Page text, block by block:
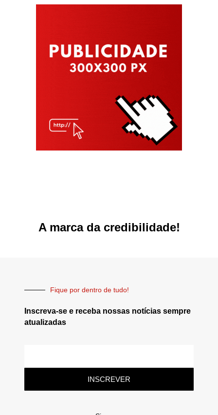
A marca da credibilidade!
Fique por dentro de tudo!
Inscreva-se e receba nossas notícias sempre
atualizadas
INSCREVER